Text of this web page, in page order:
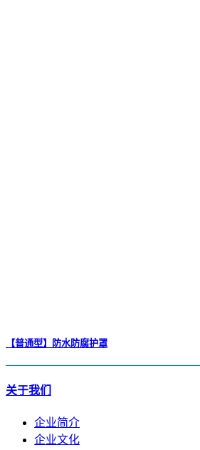
【普通型】防水防腐护罩
关于我们
企业简介
企业文化